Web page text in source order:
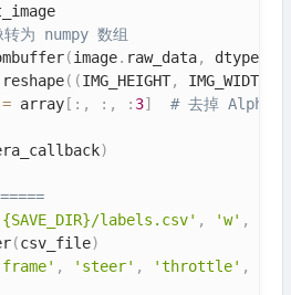
为 numpy 数组
(image. raw_data, dtype
reshape( (IMG_HEIGHT, IMG_WIDTH
= array [ : , : , : 3] # 去掉 Alpha
)
labels.csv' , 'w' ,
(csv_file)
, 'steer' , 'throttle' ,